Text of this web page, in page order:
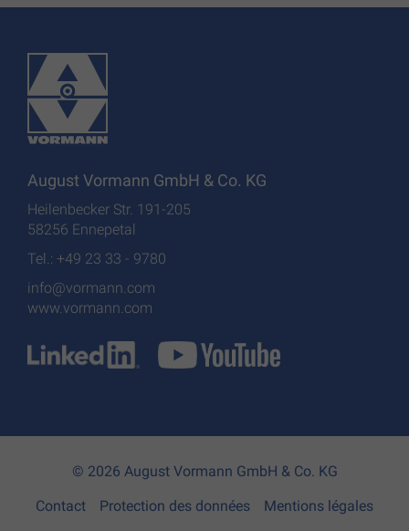
August Vormann GmbH & Co. KG
Heilenbecker Str. 191-205
58256 Ennepetal
Tel.: +49 23 33 - 9780
info@vormann.com
www.vormann.com
© 2026 August Vormann GmbH & Co. KG
Contact
Protection des données Mentions légales